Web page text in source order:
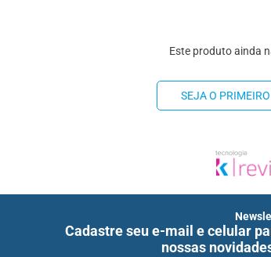
Este produto ainda
SEJA O
Cadastre seu e-mail e celular
nossas